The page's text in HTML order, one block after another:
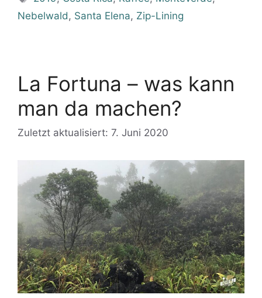
Nebelwald, Santa Elena, Zip-Lining
La Fortuna – was kann
man da machen?
Zuletzt aktualisiert: 7. Juni 2020